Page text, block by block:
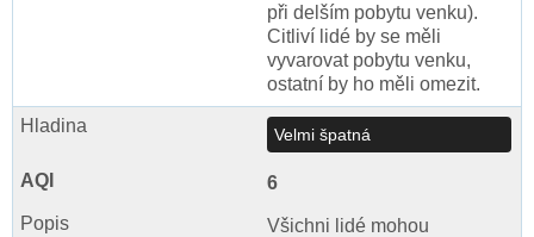
při delším pobytu venku).
Citliví lidé by se měli
vyvarovat pobytu venku,
ostatní by ho měli omezit.
Velmi špatná
6
Všichni lidé mohou